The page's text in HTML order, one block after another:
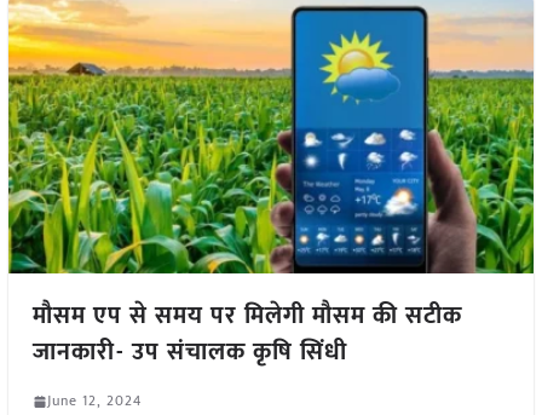
मौसम एप से समय पर मिलेगी मौसम की सटीक
जानकारी- उप संचालक कृषि सिंधी
June 12, 2024